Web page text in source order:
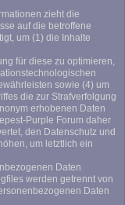
zieht die
auf die betroffene
um (1) die Inhalte
für diese zu optimieren,
sowie (4) um
die zur Strafverfolgung
erhobenen Daten
Purple Forum daher
den Datenschutz und
um letztlich ein
Daten
werden getrennt von
Daten